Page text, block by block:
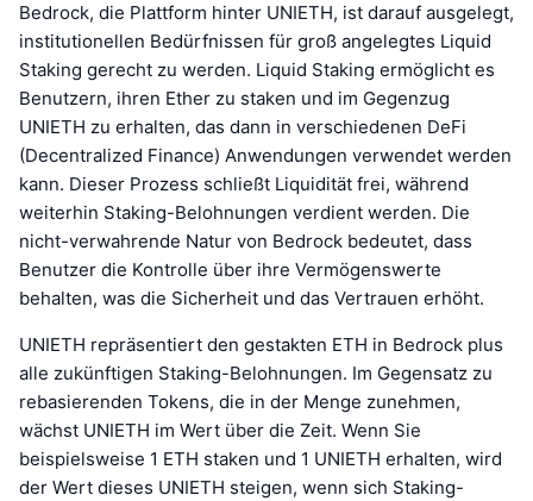
Bedrock, die Plattform hinter UNIETH, ist darauf ausgelegt,
institutionellen Bedürfnissen für groß angelegtes Liquid
Staking gerecht zu werden. Liquid Staking ermöglicht es
Benutzern, ihren Ether zu staken und im Gegenzug
UNIETH zu erhalten, das dann in verschiedenen DeFi
(Decentralized Finance) Anwendungen verwendet werden
kann. Dieser Prozess schließt Liquidität frei, während
weiterhin Staking-Belohnungen verdient werden. Die
nicht-verwahrende Natur von Bedrock bedeutet, dass
Benutzer die Kontrolle über ihre Vermögenswerte
behalten, was die Sicherheit und das Vertrauen erhöht.
UNIETH repräsentiert den gestakten ETH in Bedrock plus
alle zukünftigen Staking-Belohnungen. Im Gegensatz zu
rebasierenden Tokens, die in der Menge zunehmen,
wächst UNIETH im Wert über die Zeit. Wenn Sie
beispielsweise 1 ETH staken und 1 UNIETH erhalten, wird
der Wert dieses UNIETH steigen, wenn sich Staking-